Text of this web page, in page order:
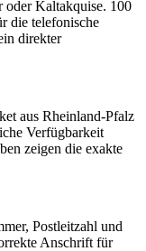
oder Kaltakquise. 100
die telefonische
direkter
aus Rheinland-Pfalz
Verfügbarkeit
zeigen die exakte
Postleitzahl und
Anschrift für